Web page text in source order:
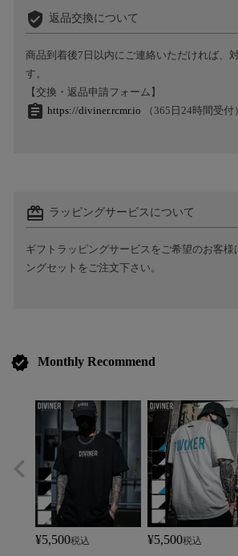
verified_user 返品交換について
商品到着後7日以内にご連絡いただければ、
す。
【交換・返品申請フォーム】
assignment https://diviner.rcmr.io （365日24時間受付）
card_giftcard ラッピングサービスについて
ギフトラッピングサービスをご希望のお客様
ングセットをご注文下さい。
verified Monthly Recommend
¥5,500税込 ¥5,500税込